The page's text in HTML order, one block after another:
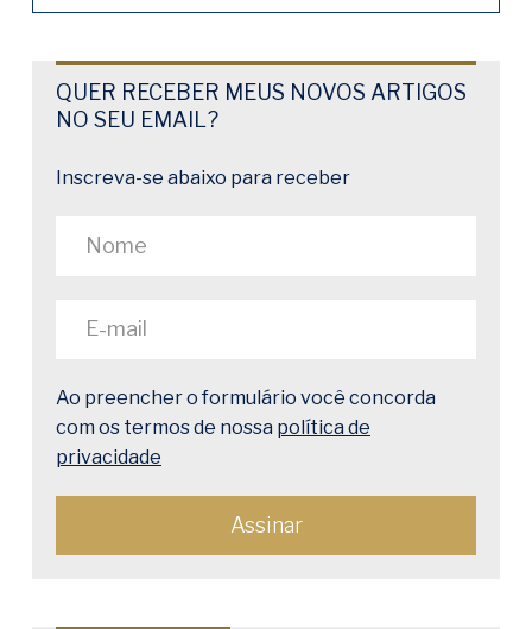
QUER RECEBER MEUS NOVOS ARTIGOS
NO SEU EMAIL?
Inscreva-se abaixo para receber
Ao preencher o formulário você concorda
com os termos de nossa política de
privacidade